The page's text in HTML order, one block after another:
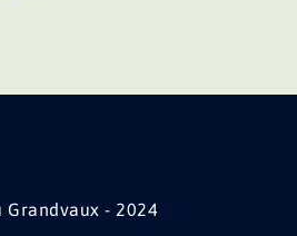
Grandvaux - 2024